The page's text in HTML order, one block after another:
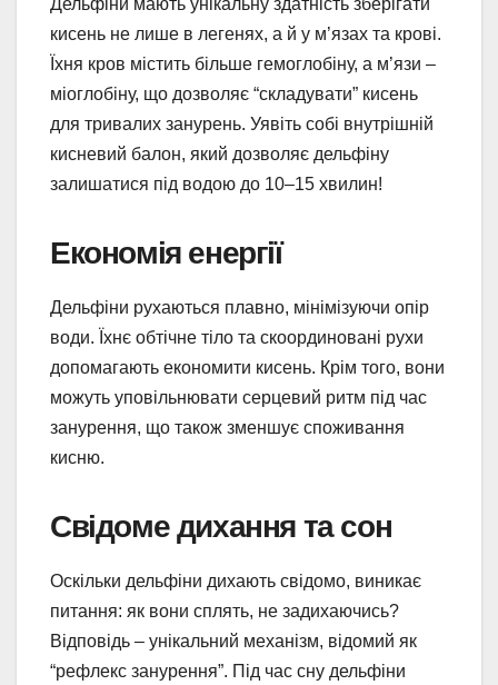
Дельфіни мають унікальну здатність зберігати
кисень не лише в легенях, а й у м’язах та крові.
Їхня кров містить більше гемоглобіну, а м’язи –
міоглобіну, що дозволяє “складувати” кисень
для тривалих занурень. Уявіть собі внутрішній
кисневий балон, який дозволяє дельфіну
залишатися під водою до 10–15 хвилин!
Економія енергії
Дельфіни рухаються плавно, мінімізуючи опір
води. Їхнє обтічне тіло та скоординовані рухи
допомагають економити кисень. Крім того, вони
можуть уповільнювати серцевий ритм під час
занурення, що також зменшує споживання
кисню.
Свідоме дихання та сон
Оскільки дельфіни дихають свідомо, виникає
питання: як вони сплять, не задихаючись?
Відповідь – унікальний механізм, відомий як
“рефлекс занурення”. Під час сну дельфіни